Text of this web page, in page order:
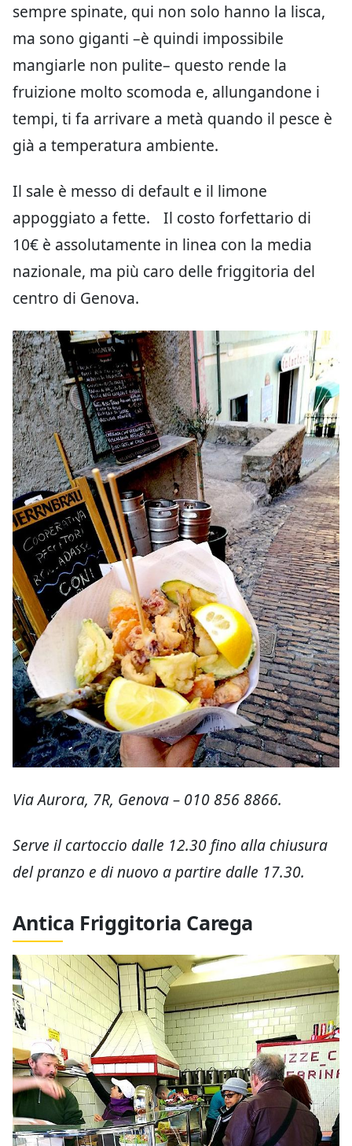
sempre spinate, qui non solo hanno la lisca,
ma sono giganti –è quindi impossibile
mangiarle non pulite– questo rende la
fruizione molto scomoda e, allungandone i
tempi, ti fa arrivare a metà quando il pesce è
già a temperatura ambiente.
Il sale è messo di default e il limone
appoggiato a fette. Il costo forfettario di
10€ è assolutamente in linea con la media
nazionale, ma più caro delle friggitoria del
centro di Genova.
Via Aurora, 7R, Genova – 010 856 8866.
Serve il cartoccio dalle 12.30 fino alla chiusura
del pranzo e di nuovo a partire dalle 17.30.
Antica Friggitoria Carega